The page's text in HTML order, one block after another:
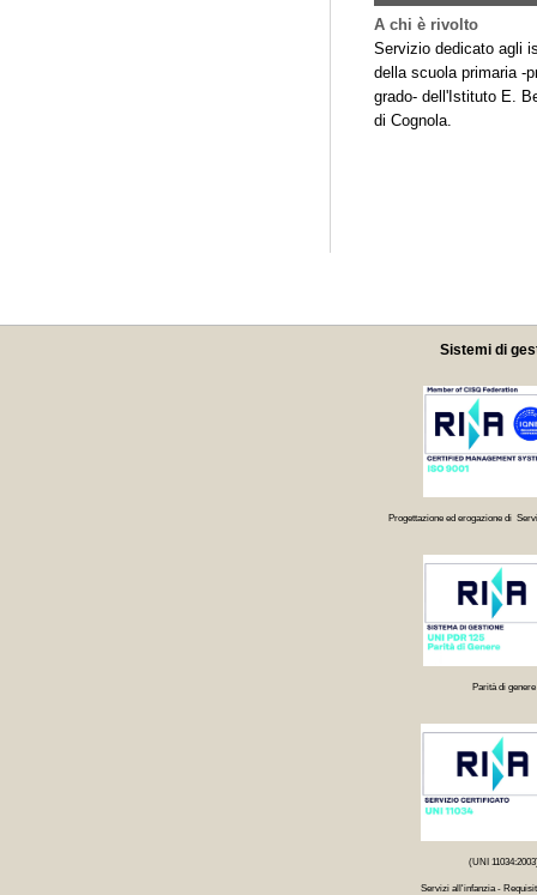
A chi è rivolto
Servizio dedicato agli
della scuola primaria -
grado- dell'Istituto E.
di Cognola.
Sistemi di
Progettazione ed erogazione di
Parità di genere
(UNI
Servizi all'infanzia -